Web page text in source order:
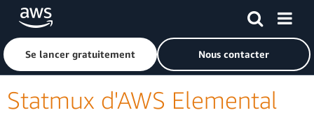
Passer au contenu principal
Cliquer ici pour revenir à la page d'accueil d'Amazon Web
Se lancer gratuitement Nous contacter
Statmux d'AWS Elemental